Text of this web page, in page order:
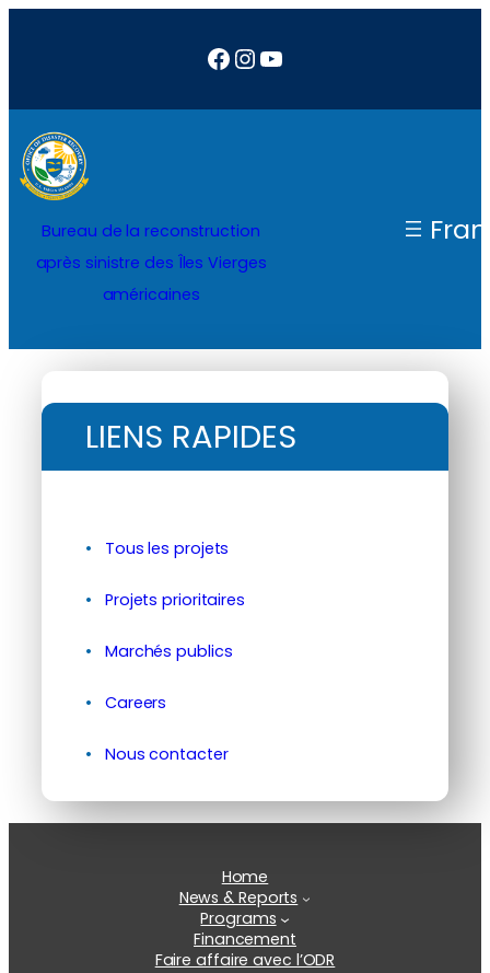
Facebook
Instagram
YouTube
Bureau de la reconstruction
après sinistre des Îles Vierges
américaines
LIENS RAPIDES
Tous les projets
Projets prioritaires
Marchés publics
Careers
Nous contacter
Home
News & Reports
Programs
Financement
Faire affaire avec l’ODR